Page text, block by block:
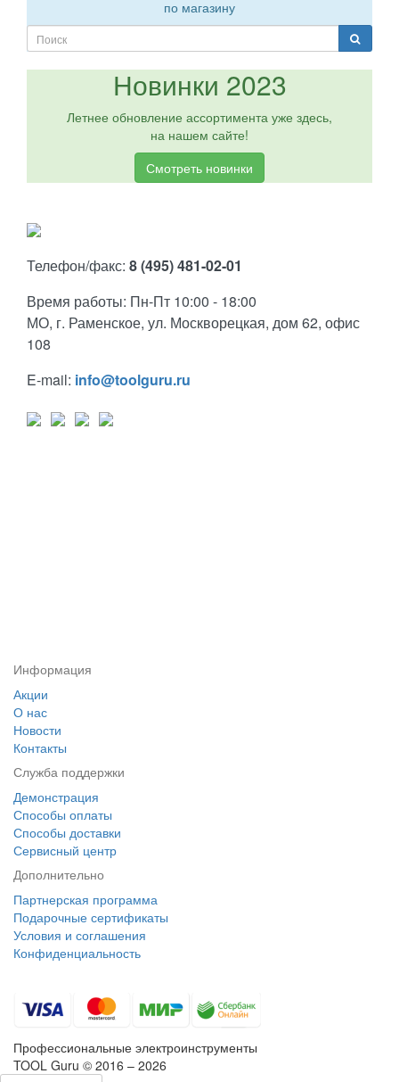
по магазину
Новинки 2023
Летнее обновление ассортимента уже здесь,
на нашем сайте!
Смотреть новинки
Телефон/факс: 8 (495) 481-02-01
Время работы: Пн-Пт 10:00 - 18:00
МО, г. Раменское, ул. Москворецкая, дом 62, офис
108
E-mail: info@toolguru.ru
Информация
Акции
О нас
Новости
Контакты
Служба поддержки
Демонстрация
Способы оплаты
Способы доставки
Сервисный центр
Дополнительно
Партнерская программа
Подарочные сертификаты
Условия и соглашения
Конфиденциальность
Профессиональные электроинструменты
TOOL Guru © 2016 – 2026